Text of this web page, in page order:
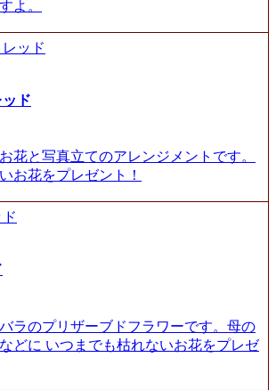
よ。
ド
花と写真立てのアレンジメントです。
お花をプレゼント！
ラのプリザーブドフラワーです。母の
どに いつまでも枯れないお花をプレゼ